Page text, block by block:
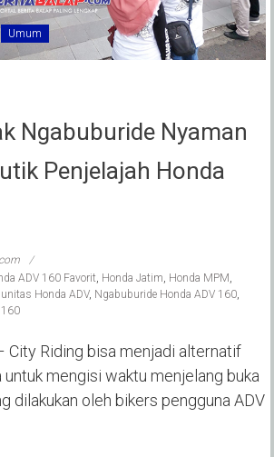
Umum
Ngabuburide Nyaman
Penjelajah Honda
ADV 160 Favorit Honda Jatim Honda MPM
Honda ADV, Ngabuburide Honda ADV 160,
City Riding bisa menjadi alternatif
mengisi waktu menjelang buka
dilakukan oleh bikers pengguna ADV